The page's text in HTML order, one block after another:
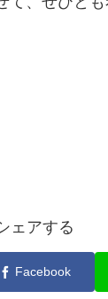
ェアする
Facebook